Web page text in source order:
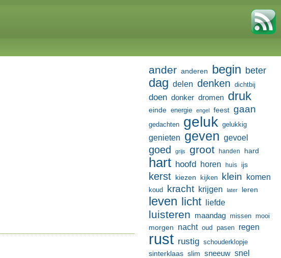
ander anderen begin beter
dag delen denken dichtbij
doen donker dromen druk
einde energie engel feest gaan
gedachten geluk gelukkig
genieten geven gevoel
goed grijs groot handen hard
hart hoofd horen huis ijs
kerst kiezen kijken klein komen
koud kracht krijgen later leren
leven licht liefde
luisteren maandag missen mooi
morgen nacht oud pasen regen
rust rustig schouderklopje
sinterklaas slim sneeuw snel